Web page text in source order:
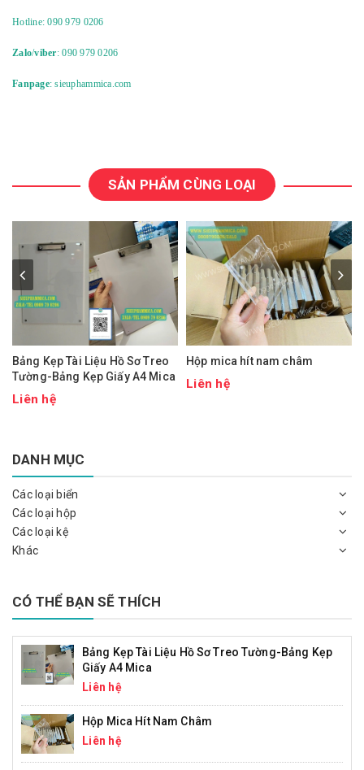
Hotline:090 979 0206
Zalo/viber: 090 979 0206
Fanpage: sieuphammica.com
SẢN PHẨM CÙNG LOẠI
Bảng Kẹp Tài Liệu Hồ Sơ Treo
Tường-Bảng Kẹp Giấy A4 Mica
Liên hệ
Hộp mica hít nam châm
Liên hệ
DANH MỤC
Các loại biển
Các loại hộp
Các loại kệ
Khác
CÓ THỂ BẠN SẼ THÍCH
Bảng Kẹp Tài Liệu Hồ Sơ Treo Tường-Bảng Kẹp
Giấy A4 Mica
Liên hệ
Hộp Mica Hít Nam Châm
Liên hệ